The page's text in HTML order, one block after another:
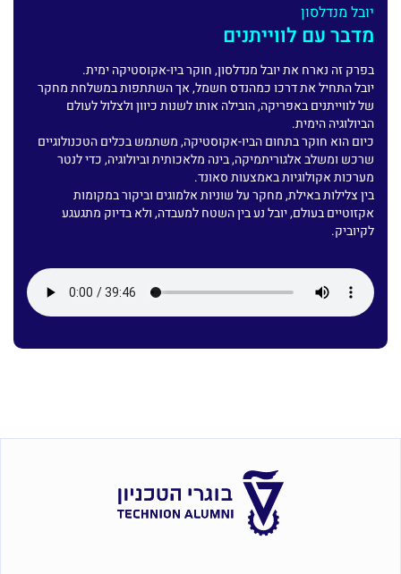
יובל מנדלסון
מדבר עם לווייתנים
בפרק זה נארח את יובל מנדלסון, חוקר ביו-אקוסטיקה ימית.
יובל התחיל את דרכו כמהנדס חשמל, אך השתתפות במשלחת מחקר
של לווייתנים באפריקה, הובילה אותו לשנות כיוון ולצלול לעולם
הביולוגיה הימית.
כיום הוא חוקר בתחום הביו-אקוסטיקה, משתמש בכלים הטכנולוגיים
שרכש ומשלב אלגוריתמיקה, בינה מלאכותית וביולוגיה, כדי לנטר
מערכות אקולוגיות באמצעות סאונד.
בין צלילות באילת, מחקר על שוניות אלמוגים וביקור במקומות
אקזוטיים בעולם, יובל נע בין השטח למעבדה, ולא בדיוק מתגעגע
לקיוביק.